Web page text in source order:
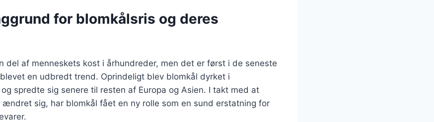
for blomkålsris og deres
del af menneskets kost i århundreder, men det er først i de seneste
en udbredt trend. Oprindeligt blev blomkål dyrket i
spredte sig senere til resten af Europa og Asien. I takt med at
sig, har blomkål fået en ny rolle som en sund erstatning for